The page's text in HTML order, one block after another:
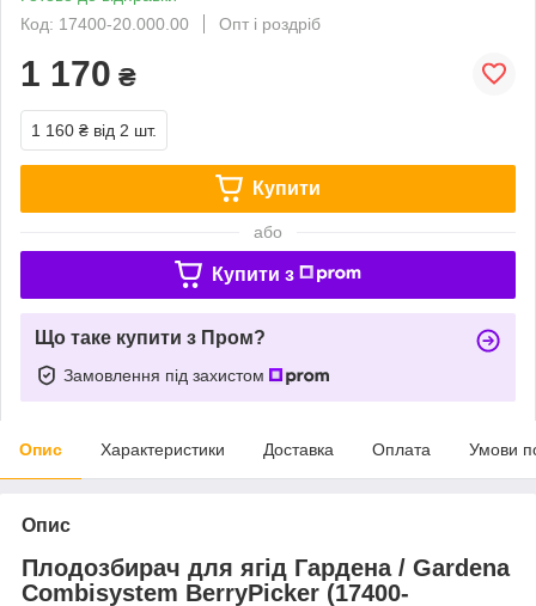
Код: 17400-20.000.00
Опт і роздріб
1 170 ₴
1 160 ₴ від 2 шт.
Купити
або
Купити з
Що таке купити з Пром?
Замовлення під захистом
Опис Характеристики Доставка Оплата Умови
Опис
Плодозбирач для ягід Гардена / Gardena
Combisystem BerryPicker (17400-